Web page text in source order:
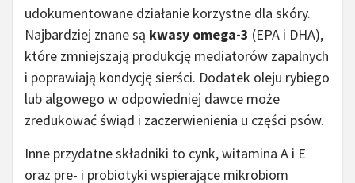
udokumentowane działanie korzystne dla skóry.
Najbardziej znane są kwasy omega-3 (EPA i DHA),
które zmniejszają produkcję mediatorów zapalnych
i poprawiają kondycję sierści. Dodatek oleju rybiego
lub algowego w odpowiedniej dawce może
zredukować świąd i zaczerwienienia u części psów.
Inne przydatne składniki to cynk, witamina A i E
oraz pre- i probiotyki wspierające mikrobiom